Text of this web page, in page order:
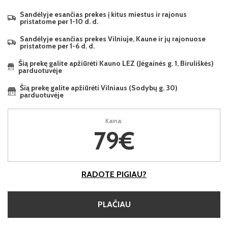
Sandėlyje esančias prekes į kitus miestus ir rajonus
pristatome per 1-10 d. d.
Sandėlyje esančias prekes Vilniuje, Kaune ir jų rajonuose
pristatome per 1-6 d. d.
Šią prekę galite apžiūrėti Kauno LEZ (Jėgainės g. 1, Biruliškės)
parduotuvėje
Šią prekę galite apžiūrėti Vilniaus (Sodybų g. 30)
parduotuvėje
Kaina:
79€
RADOTE PIGIAU?
PLAČIAU